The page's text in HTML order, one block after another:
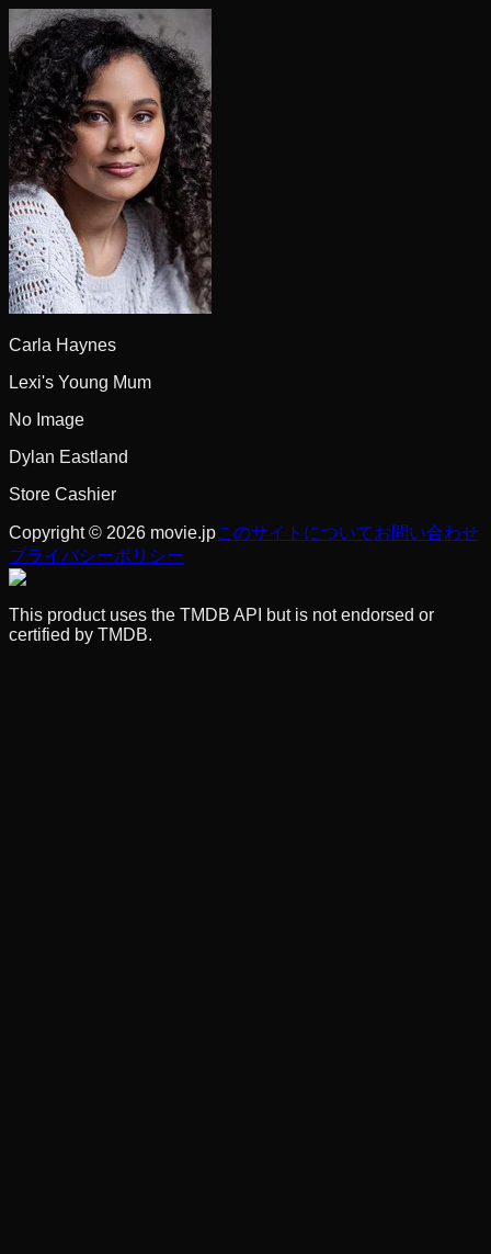
Carla Haynes
Lexi's Young Mum
No Image
Dylan Eastland
Store Cashier
Copyright © 2026 movie.jpこのサイトについてお問い合わせ
プライバシーポリシー
This product uses the TMDB API but is not endorsed or
certified by TMDB.